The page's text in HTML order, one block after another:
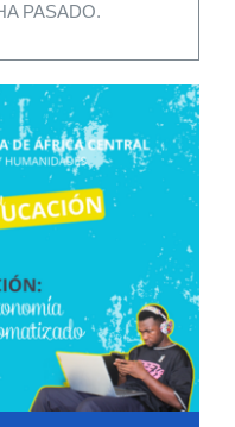
PASADO.